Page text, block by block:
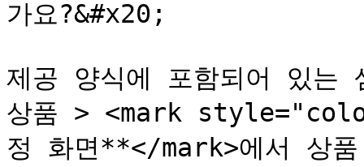
가요?&#x20;
제공 양식에 포함되어 있는
상품 > <mark
정 화면**</mark>에서 상